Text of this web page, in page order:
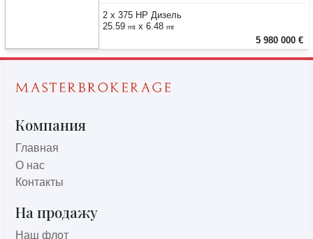
2 x 375 HP Дизель
25.59 mt x 6.48 mt
5 980 000 €
Компания
Главная
О нас
Контакты
На продажу
Наш флот